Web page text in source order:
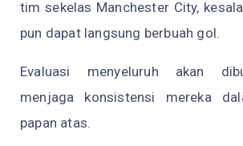
tim sekelas Manchester City,
pun dapat langsung berbuah gol.
Evaluasi menyeluruh akan
menjaga konsistensi mereka
papan atas.